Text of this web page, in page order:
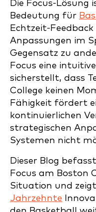
Die Focus-Lösung
Bedeutung für
Echtzeit-
Anpassungen im
Gegensatz zu
Focus eine intuitive
sicherstellt, dass
College keinen
Fähigkeit fördert
kontinuierlichen
strategischen
Systemen nicht
Dieser Blog
Focus am Boston
Situation und
Jahrzehnte